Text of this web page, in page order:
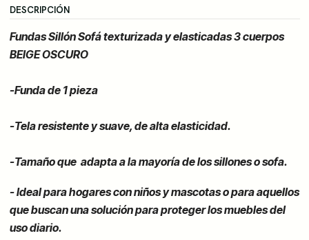
DESCRIPCIÓN
Fundas Sillón Sofá texturizada y elasticadas 3 cuerpos
BEIGE OSCURO
-Funda de 1 pieza
-Tela resistente y suave, de alta elasticidad.
-Tamaño que adapta a la mayoría de los sillones o sofa.
-Ideal para hogares con niños y mascotas o para aquellos
que buscan una solución para proteger los muebles del
uso diario.